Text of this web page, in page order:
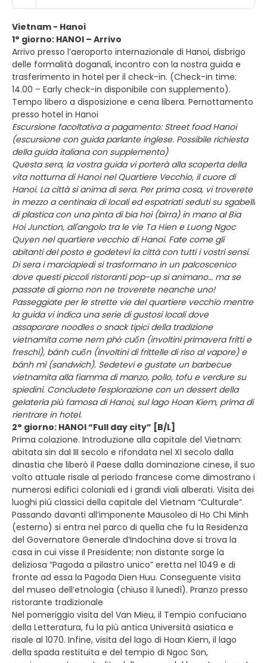
Vietnam - Hanoi
1° giorno: HANOI – Arrivo
Arrivo presso l’aeroporto internazionale di Hanoi, disbrigo
delle formalità doganali, incontro con la nostra guida e
trasferimento in hotel per il check-in. (Check-in time:
14.00 – Early check-in disponibile con supplemento).
Tempo libero a disposizione e cena libera. Pernottamento
presso hotel in Hanoi
Escursione facoltativa a pagamento: Street food Hanoi
(escursione con guida parlante inglese. Possibile richiesta
della guida italiana con supplemento)
Questa sera, la vostra guida vi porterà alla scoperta della
vita notturna di Hanoi nel Quartiere Vecchio, il cuore di
Hanoi. La città si anima di sera. Per prima cosa, vi troverete
in mezzo a centinaia di locali ed espatriati seduti su sgabelli
di plastica con una pinta di bia hoi (birra) in mano al Bia
Hoi Junction, all'angolo tra le vie Ta Hien e Luong Ngoc
Quyen nel quartiere vecchio di Hanoi. Fate come gli
abitanti del posto e godetevi la città con tutti i vostri sensi.
Di sera i marciapiedi si trasformano in un palcoscenico
dove questi piccoli ristoranti pop-up si animano… ma se
passate di giorno non ne troverete neanche uno!
Passeggiate per le strette vie del quartiere vecchio mentre
la guida vi indica una serie di gustosi locali dove
assaporare noodles o snack tipici della tradizione
vietnamita come nem phở cuốn (involtini primavera fritti e
freschi), bánh cuốn (involtini di frittelle di riso al vapore) e
bánh mì (sandwich). Sedetevi e gustate un barbecue
vietnamita alla fiamma di manzo, pollo, tofu e verdure su
spiedini. Concludete l'esplorazione con un dessert della
gelateria più famosa di Hanoi, sul lago Hoan Kiem, prima di
rientrare in hotel.
2° giorno: HANOI “Full day city” [B/L]
Prima colazione. Introduzione alla capitale del Vietnam:
abitata sin dal III secolo e rifondata nel XI secolo dalla
dinastia che liberò il Paese dalla dominazione cinese, il suo
volto attuale risale al periodo francese come dimostrano i
numerosi edifici coloniali ed i grandi viali alberati. Visita dei
luoghi piú classici della capitale del Vietnam “Culturale”.
Passando davanti all’imponente Mausoleo di Ho Chi Minh
(esterno) si entra nel parco di quella che fu la Residenza
del Governatore Generale d’Indochina dove si trova la
casa in cui visse il Presidente; non distante sorge la
deliziosa “Pagoda a pilastro unico” eretta nel 1049 e di
fronte ad essa la Pagoda Dien Huu. Conseguente visita
del museo dell’etnologia (chiuso il lunedì). Pranzo presso
ristorante tradizionale
Nel pomeriggio visita del Van Mieu, il Tempio confuciano
della Letteratura, fu la più antica Università asiatica e
risale al 1070. Infine, visita del lago di Hoan Kiem, il lago
della spada restituita e del tempio di Ngoc Son,